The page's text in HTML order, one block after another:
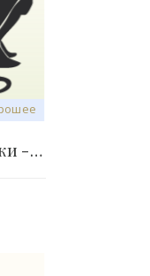
Какие дамы, такие и пальчики - «Хорошее..